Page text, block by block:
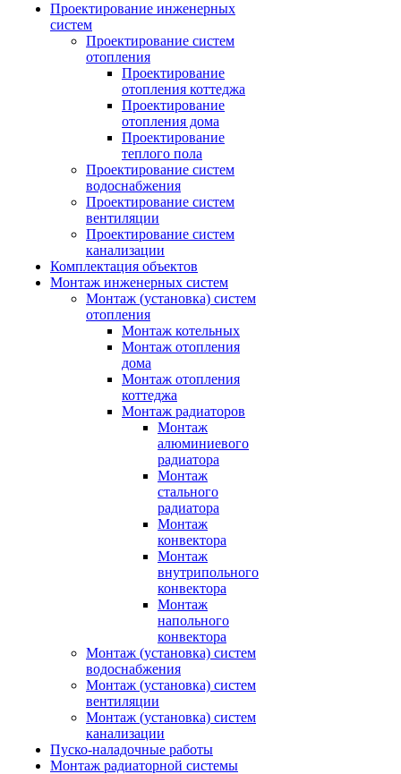
Проектирование инженерных
систем
Проектирование систем
отопления
Проектирование
отопления коттеджа
Проектирование
отопления дома
Проектирование
теплого пола
Проектирование систем
водоснабжения
Проектирование систем
вентиляции
Проектирование систем
канализации
Комплектация объектов
Монтаж инженерных систем
Монтаж (установка) систем
отопления
Монтаж котельных
Монтаж отопления
дома
Монтаж отопления
коттеджа
Монтаж радиаторов
Монтаж
алюминиевого
радиатора
Монтаж
стального
радиатора
Монтаж
конвектора
Монтаж
внутрипольного
конвектора
Монтаж
напольного
конвектора
Монтаж (установка) систем
водоснабжения
Монтаж (установка) систем
вентиляции
Монтаж (установка) систем
канализации
Пуско-наладочные работы
Монтаж радиаторной системы